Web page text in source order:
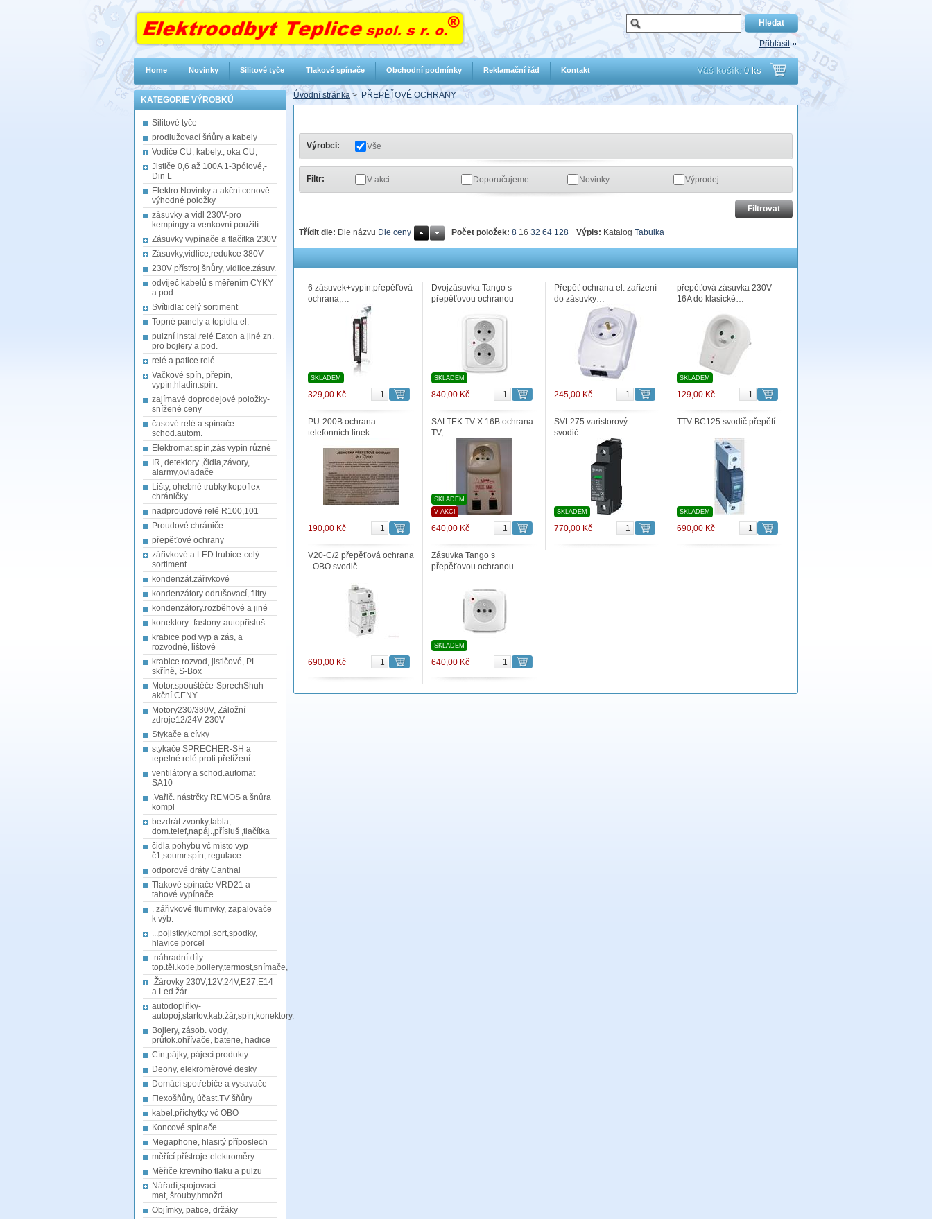
Váš košík: 0 ks
KATEGORIE VÝROBKŮ
Silitové tyče
prodlužovací šńůry a kabely
Vodiče CU, kabely., oka CU,
Jističe 0,6 až 100A 1-3pólové,-
Din L
Elektro Novinky a akční cenově
výhodné položky
zásuvky a vidl 230V-pro
kempingy a venkovní použití
Zásuvky vypínače a tlačítka 230V
Zásuvky,vidlice,redukce 380V
230V přístroj šnůry, vidlice.zásuv.
odvíječ kabelů s měřením CYKY
a pod.
Svítiidla: celý sortiment
Topné panely a topidla el.
pulzní instal.relé Eaton a jiné zn.
pro bojlery a pod.
relé a patice relé
Vačkové spín, přepín,
vypín,hladin.spín.
zajímavé doprodejové položky-
snížené ceny
časové relé a spínače-
schod.autom.
Elektromat,spín,zás vypín různé
IR, detektory ,čidla,závory,
alarmy,ovladače
Lišty, ohebné trubky,kopoflex
chráničky
nadproudové relé R100,101
Proudové chrániče
přepěťové ochrany
zářivkové a LED trubice-celý
sortiment
kondenzát.zářivkové
kondenzátory odrušovací, filtry
kondenzátory.rozběhové a jiné
konektory -fastony-autopřísluš.
krabice pod vyp a zás, a
rozvodné, lištové
krabice rozvod, jističové, PL
skříně, S-Box
Motor.spouštěče-SprechShuh
akční CENY
Motory230/380V, Záložní
zdroje12/24V-230V
Stykače a cívky
stykače SPRECHER-SH a
tepelné relé proti přetížení
ventilátory a schod.automat
SA10
.Vařič. nástrčky REMOS a šnůra
kompl
bezdrát zvonky,tabla,
dom.telef,napáj.,přísluš ,tlačítka
čidla pohybu vč místo vyp
č1,soumr.spín, regulace
odporové dráty Canthal
Tlakové spínače VRD21 a
tahové vypínače
. zářivkové tlumivky, zapalovače
k výb.
...pojistky,kompl.sort,spodky,
hlavice porcel
.náhradní.díly-
top.těl.kotle,boilery,termost,snímače,
.Žárovky 230V,12V,24V,E27,E14
a Led žár.
autodoplňky-
autopoj,startov.kab.žár,spín,konektory.
Bojlery, zásob. vody,
průtok.ohřívače, baterie, hadice
Cín,pájky, pájecí produkty
Deony, elekroměrové desky
Domácí spotřebiče a vysavače
Flexošňůry, účast.TV šňůry
kabel.příchytky vč OBO
Koncové spínače
Megaphone, hlasitý příposlech
měřící přístroje-elektroměry
Měřiče krevního tlaku a pulzu
Nářadí,spojovací
mat,.šrouby,hmožd
Objímky, patice, držáky
Přihlásit
Úvodní stránka > PŘEPĚŤOVÉ OCHRANY
Výrobci: Vše
Filtr: V akci Doporučujeme Novinky Výprodej
Třídit dle: Dle názvu Dle ceny Počet položek: 8 16 32 64 128 Výpis: Katalog Tabulka
6 zásuvek+vypín.přepěťová
ochrana,…
SKLADEM
329,00 Kč
Dvojzásuvka Tango s
přepěťovou ochranou
SKLADEM
840,00 Kč
Přepěť ochrana el. zařízení
do zásuvky…
245,00 Kč
přepěťová zásuvka 230V
16A do klasické…
SKLADEM
129,00 Kč
PU-200B ochrana
telefonních linek
190,00 Kč
SALTEK TV-X 16B ochrana
TV,…
SKLADEM
V AKCI
640,00 Kč
SVL275 varistorový
svodič…
SKLADEM
770,00 Kč
TTV-BC125 svodič přepětí
SKLADEM
690,00 Kč
V20-C/2 přepěťová ochrana
- OBO svodič…
690,00 Kč
Zásuvka Tango s
přepěťovou ochranou
SKLADEM
640,00 Kč
Home Novinky Silitové tyče Tlakové spínače Obchodní podmínky Reklamační řád Kontakt